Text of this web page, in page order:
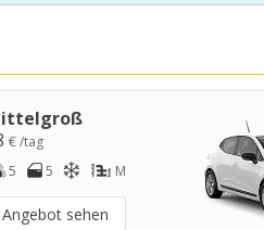
€ /tag
5
5 M
Angebot sehen